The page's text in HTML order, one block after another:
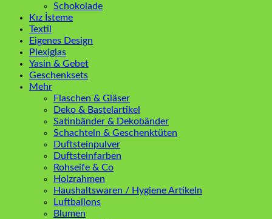
Schokolade
Kız İsteme
Textil
Eigenes Design
Plexiglas
Yasin & Gebet
Geschenksets
Mehr
Flaschen & Gläser
Deko & Bastelartikel
Satinbänder & Dekobänder
Schachteln & Geschenktüten
Duftsteinpulver
Duftsteinfarben
Rohseife & Co
Holzrahmen
Haushaltswaren / Hygiene Artikeln
Luftballons
Blumen